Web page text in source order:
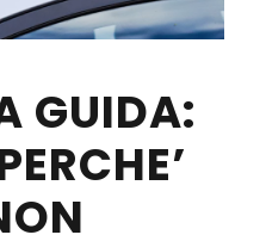
GUIDA: